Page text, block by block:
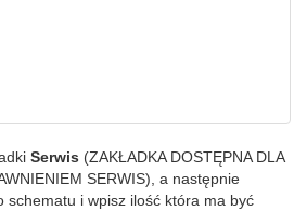
Serwis (ZAKŁADKA DOSTĘPNA DLA
SERWIS), a następnie
schematu i wpisz ilość która ma być